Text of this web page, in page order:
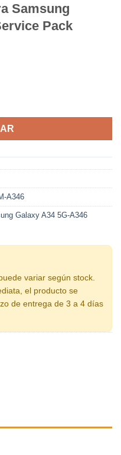
Samsung
Pack
A34 5G-A346 Service
A346
Galaxy A34 5G-A346
variar según stock.
el producto se
de entrega de 3 a 4 días